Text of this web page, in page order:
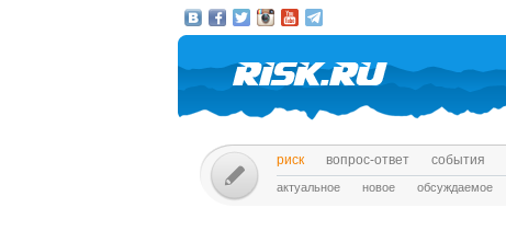
риск вопрос-ответ события
актуальное новое обсуждаемое